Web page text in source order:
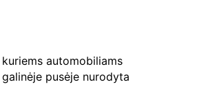
automobiliams
pusėje nurodyta